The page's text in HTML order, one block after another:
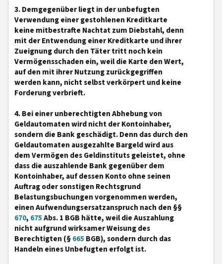
3. Demgegenüber liegt in der unbefugten
Verwendung einer gestohlenen Kreditkarte
keine mitbestrafte Nachtat zum Diebstahl, denn
mit der Entwendung einer Kreditkarte und ihrer
Zueignung durch den Täter tritt noch kein
Vermögensschaden ein, weil die Karte den Wert,
auf den mit ihrer Nutzung zurückgegriffen
werden kann, nicht selbst verkörpert und keine
Forderung verbrieft.
4. Bei einer unberechtigten Abhebung von
Geldautomaten wird nicht der Kontoinhaber,
sondern die Bank geschädigt. Denn das durch den
Geldautomaten ausgezahlte Bargeld wird aus
dem Vermögen des Geldinstituts geleistet, ohne
dass die auszahlende Bank gegenüber dem
Kontoinhaber, auf dessen Konto ohne seinen
Auftrag oder sonstigen Rechtsgrund
Belastungsbuchungen vorgenommen werden,
einen Aufwendungsersatzanspruch nach den §§
670, 675Abs. 1 BGB hätte, weil die Auszahlung
nicht aufgrund wirksamer Weisung des
Berechtigten (§665 BGB), sondern durch das
Handeln eines Unbefugten erfolgt ist.